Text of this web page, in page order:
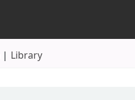
Library